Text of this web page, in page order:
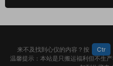
来不及找到心仪的内容？按 Ctr
温馨提示：本站是只搬运福利但不生